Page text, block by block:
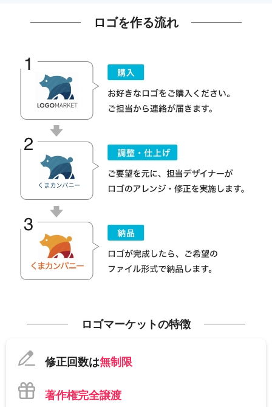
ロゴを作る流れ
ロゴマーケットの特徴
修正回数は無制限
著作権完全譲渡